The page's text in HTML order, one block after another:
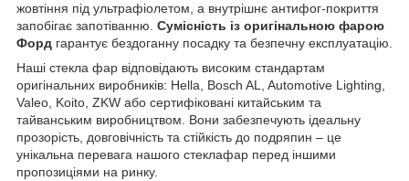
жовтіння під ультрафіолетом, а внутрішнє антифог-покриття
запобігає запотіванню. Сумісність із оригінальною фарою
Форд гарантує бездоганну посадку та безпечну експлуатацію.
Наші стекла фар відповідають високим стандартам
оригінальних виробників: Hella, Bosch AL, Automotive Lighting,
Valeo, Koito, ZKW або сертифіковані китайським та
тайванським виробництвом. Вони забезпечують ідеальну
прозорість, довговічність та стійкість до подряпин – це
унікальна перевага нашого стеклафар перед іншими
пропозиціями на ринку.